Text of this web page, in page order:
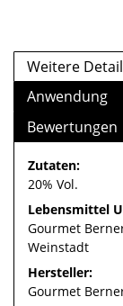
Weitere
Anwendung
Bewertungen
Zutaten:
20% Vol.
Lebensmittel
Gourmet
Weinstadt
Hersteller:
Gourmet